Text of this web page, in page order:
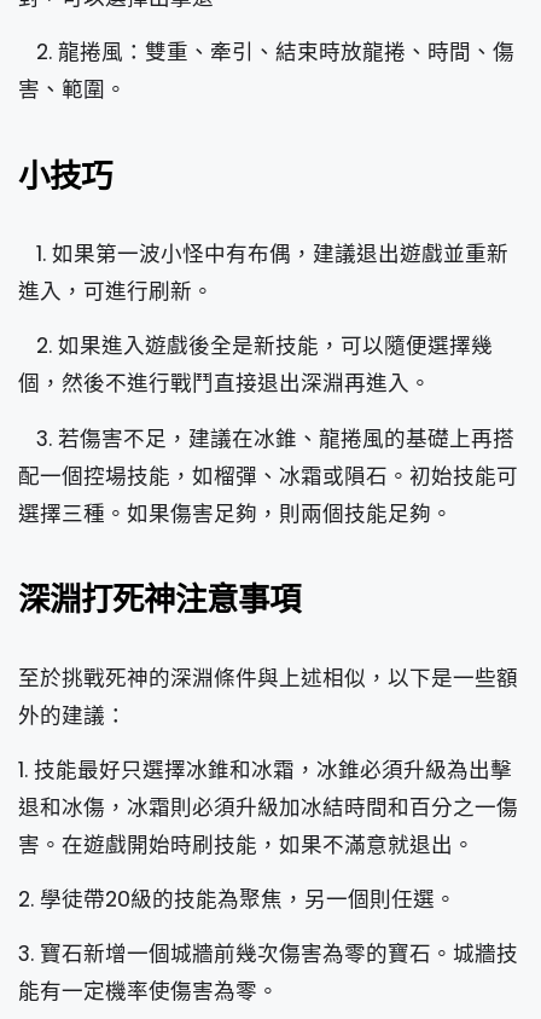
2. 龍捲風：雙重、牽引、結束時放龍捲、時間、傷
害、範圍。
小技巧
1. 如果第一波小怪中有布偶，建議退出遊戲並重新
進入，可進行刷新。
2. 如果進入遊戲後全是新技能，可以隨便選擇幾
個，然後不進行戰鬥直接退出深淵再進入。
3. 若傷害不足，建議在冰錐、龍捲風的基礎上再搭
配一個控場技能，如榴彈、冰霜或隕石。初始技能可
選擇三種。如果傷害足夠，則兩個技能足夠。
深淵打死神注意事項
至於挑戰死神的深淵條件與上述相似，以下是一些額
外的建議：
1. 技能最好只選擇冰錐和冰霜，冰錐必須升級為出擊
退和冰傷，冰霜則必須升級加冰結時間和百分之一傷
害。在遊戲開始時刷技能，如果不滿意就退出。
2. 學徒帶20級的技能為聚焦，另一個則任選。
3. 寶石新增一個城牆前幾次傷害為零的寶石。城牆技
能有一定機率使傷害為零。